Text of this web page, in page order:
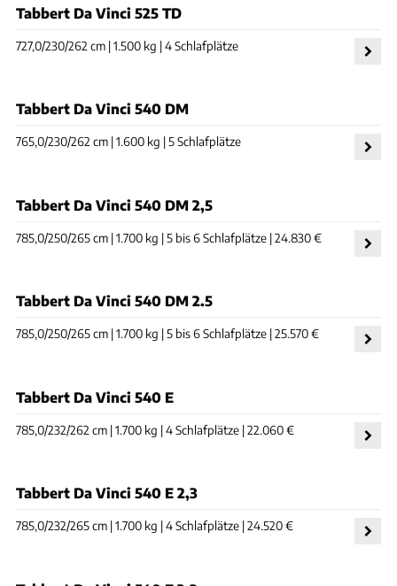
Tabbert Da Vinci 525 TD
727,0/230/262 cm | 1.500 kg | 4 Schlafplätze
Tabbert Da Vinci 540 DM
765,0/230/262 cm | 1.600 kg | 5 Schlafplätze
Tabbert Da Vinci 540 DM 2,5
785,0/250/265 cm | 1.700 kg | 5 bis 6 Schlafplätze | 24.830 €
Tabbert Da Vinci 540 DM 2.5
785,0/250/265 cm | 1.700 kg | 5 bis 6 Schlafplätze | 25.570 €
Tabbert Da Vinci 540 E
785,0/232/262 cm | 1.700 kg | 4 Schlafplätze | 22.060 €
Tabbert Da Vinci 540 E 2,3
785,0/232/265 cm | 1.700 kg | 4 Schlafplätze | 24.520 €